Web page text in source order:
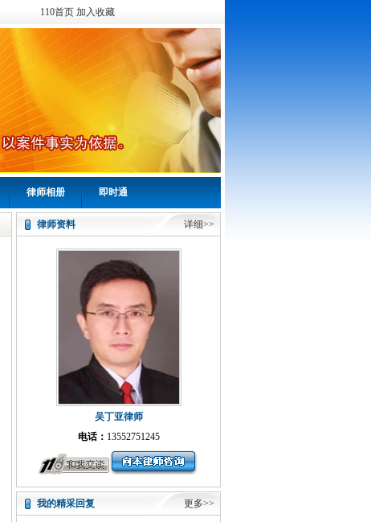
110首页 加入收藏
律师相册 即时通
律师资料 详细>>
吴丁亚律师
电话： 13552751245
我的精采回复 更多>>